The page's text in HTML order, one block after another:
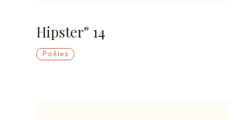
Hipster® 14
Poêles